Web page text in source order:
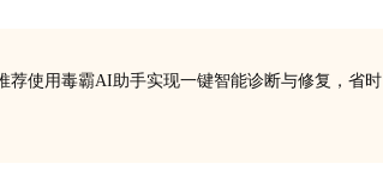
荐使用毒霸AI助手实现一键智能诊断与修复，省时